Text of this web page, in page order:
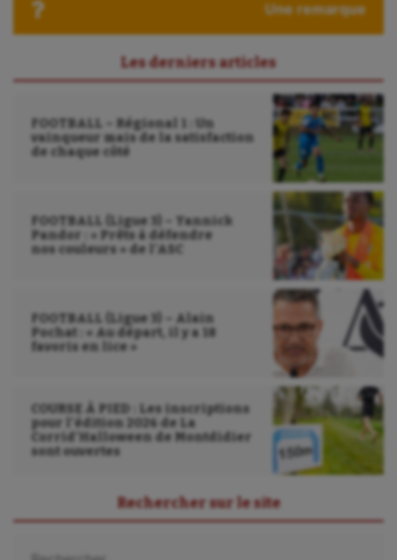
Sport-santé
Tir à l'arc
Triathlon
UNSS
Water-polo
Une remarque
Les derniers articles
FOOTBALL – Régional 1 : Un
vainqueur mais de la satisfaction
de chaque côté
FOOTBALL (Ligue 3) – Yannick
Pandor : « Prêts à défendre
nos couleurs » de l’ASC
FOOTBALL (Ligue 3) – Alain
Pochat : « Au départ, il y a 18
favoris en lice »
COURSE À PIED : Les inscriptions
pour l’édition 2026 de La
Corrid’Halloween de Montdidier
sont ouvertes
Rechercher sur le site